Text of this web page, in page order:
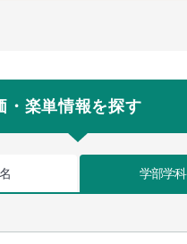
・楽単情報を探す
学部学科